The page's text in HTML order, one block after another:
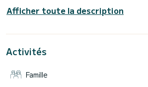
d'exception sur ce bateau d'une
Il possède notamment les équipements
Afficher toute la description
Activités
Famille